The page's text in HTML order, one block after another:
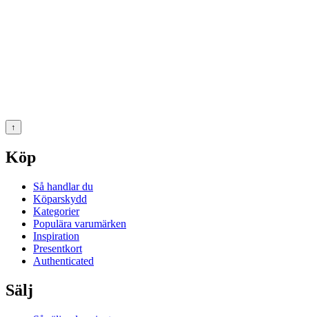
↑
Köp
Så handlar du
Köparskydd
Kategorier
Populära varumärken
Inspiration
Presentkort
Authenticated
Sälj